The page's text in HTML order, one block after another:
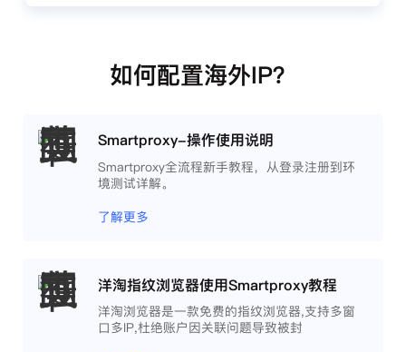
如何配置海外IP？
Smartproxy-操作使用说明
Smartproxy全流程新手教程，从登录注册到环
境测试详解。
了解更多
洋淘指纹浏览器使用Smartproxy教程
洋淘浏览器是一款免费的指纹浏览器,支持多窗
口多IP,杜绝账户因关联问题导致被封